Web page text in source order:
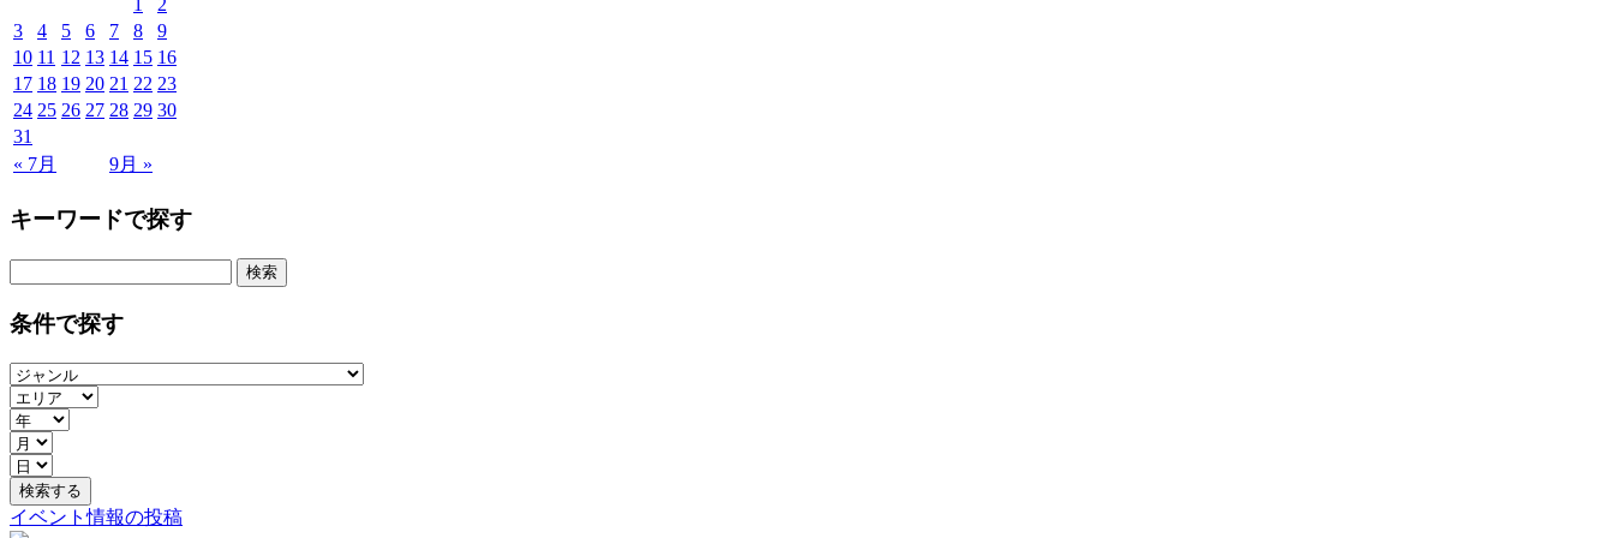
« 7月 9月 »
1
2
3
4 5 6 7 8
9
10 11 12 13 14 15 16
17 18 19 20 21 22 23
24 25 26 27 28 29 30
31
キーワードで探す
条件で探す
イベント情報の投稿